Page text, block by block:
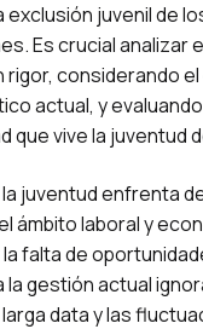
exclusión juvenil de
Es crucial analizar
rigor, considerando
actual, y
que vive la juventud
la juventud enfrenta
ámbito laboral y
falta de
la gestión actual
data y las